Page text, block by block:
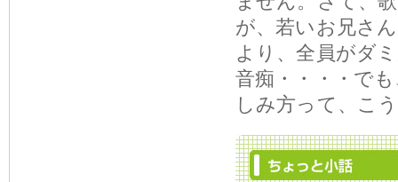
が、若いお兄さ
より、全員がダ
音痴・・・・で
しみ方って、こ